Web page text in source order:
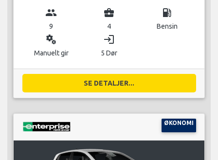
group
9
business_center
4
local_gas_station
Bensin
miscellaneous_services
Manuelt gir
login
5 Dør
SE DETALJER...
ØKONOMI